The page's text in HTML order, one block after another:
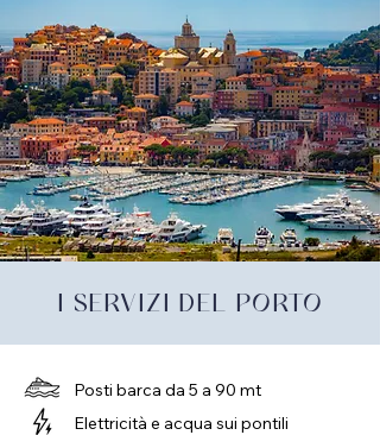
I SERVIZI DEL PORTO
Posti barca da 5 a 90 mt
Elettricità e acqua sui pontili